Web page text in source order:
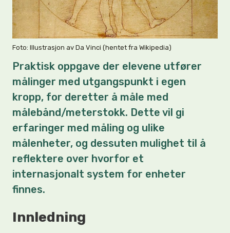
Foto: Illustrasjon av Da Vinci (hentet fra Wikipedia)
Praktisk oppgave der elevene utfører
målinger med utgangspunkt i egen
kropp, for deretter å måle med
målebånd/meterstokk. Dette vil gi
erfaringer med måling og ulike
målenheter, og dessuten mulighet til å
reflektere over hvorfor et
internasjonalt system for enheter
finnes.
Innledning